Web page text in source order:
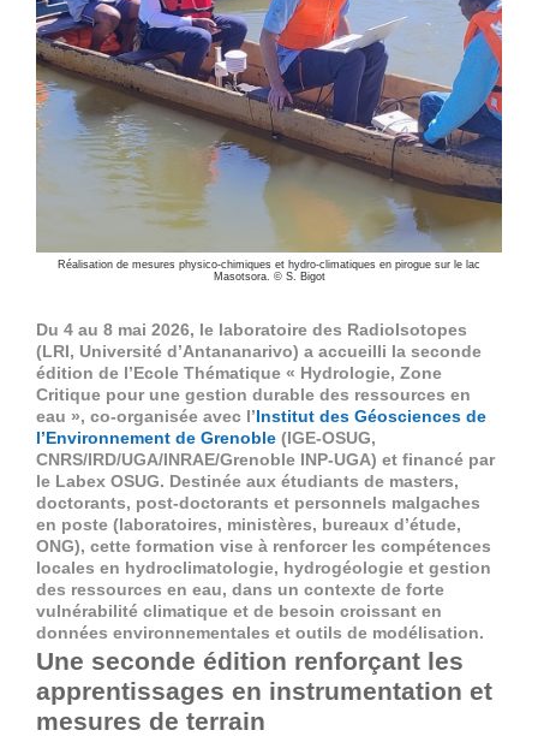
Réalisation de mesures physico-chimiques et hydro-climatiques en pirogue sur le lac
Masotsora. © S. Bigot
Du 4 au 8 mai 2026, le laboratoire des RadioIsotopes
(LRI, Université d’Antananarivo) a accueilli la seconde
édition de l’Ecole Thématique « Hydrologie, Zone
Critique pour une gestion durable des ressources en
eau », co-organisée avec l’Institut des Géosciences de
l’Environnement de Grenoble (IGE-OSUG,
CNRS/IRD/UGA/INRAE/Grenoble INP-UGA) et financé par
le Labex OSUG. Destinée aux étudiants de masters,
doctorants, post-doctorants et personnels malgaches
en poste (laboratoires, ministères, bureaux d’étude,
ONG), cette formation vise à renforcer les compétences
locales en hydroclimatologie, hydrogéologie et gestion
des ressources en eau, dans un contexte de forte
vulnérabilité climatique et de besoin croissant en
données environnementales et outils de modélisation.
Une seconde édition renforçant les
apprentissages en instrumentation et
mesures de terrain